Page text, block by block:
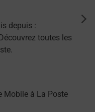
depuis :
toutes les